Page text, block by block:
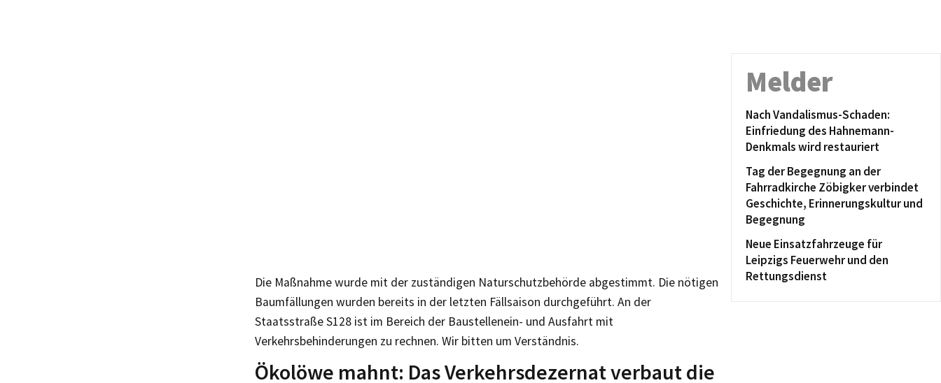
Die Maßnahme wurde mit der zuständigen Naturschutzbehörde abgestimmt. Die nötigen
Baumfällungen wurden bereits in der letzten Fällsaison durchgeführt. An der
Staatsstraße S128 ist im Bereich der Baustellenein- und Ausfahrt mit
Verkehrsbehinderungen zu rechnen. Wir bitten um Verständnis.
Ökolöwe mahnt: Das Verkehrsdezernat verbaut die
Melder
Nach Vandalismus-Schaden:
Einfriedung des Hahnemann-
Denkmals wird restauriert
Tag der Begegnung an der
Fahrradkirche Zöbigker verbindet
Geschichte, Erinnerungskultur und
Begegnung
Neue Einsatzfahrzeuge für
Leipzigs Feuerwehr und den
Rettungsdienst